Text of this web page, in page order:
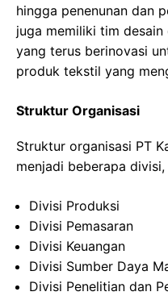
hingga penenunan dan
juga memiliki tim
yang terus berinovasi
produk tekstil yang
Struktur Organisasi
Struktur organisasi PT
menjadi beberapa
Divisi Produksi
Divisi Pemasaran
Divisi Keuangan
Divisi Sumber Daya
Divisi Penelitian dan